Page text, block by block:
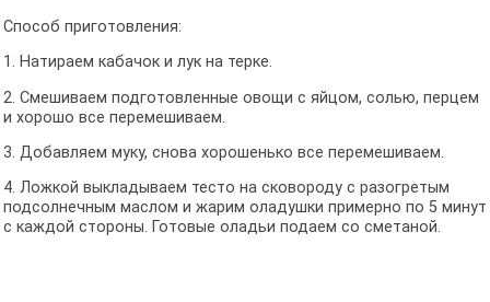
Способ приготовления:
1. Натираем кабачок и лук на терке.
2. Смешиваем подготовленные овощи с яйцом, солью, перцем
и хорошо все перемешиваем.
3. Добавляем муку, снова хорошенько все перемешиваем.
4. Ложкой выкладываем тесто на сковороду с разогретым
подсолнечным маслом и жарим оладушки примерно по 5 минут
с каждой стороны. Готовые оладьи подаем со сметаной.